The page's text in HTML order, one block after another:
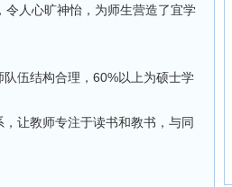
人心旷神怡，为师生营造了宜学
伍结构合理，60%以上为硕士学
让教师专注于读书和教书，与同